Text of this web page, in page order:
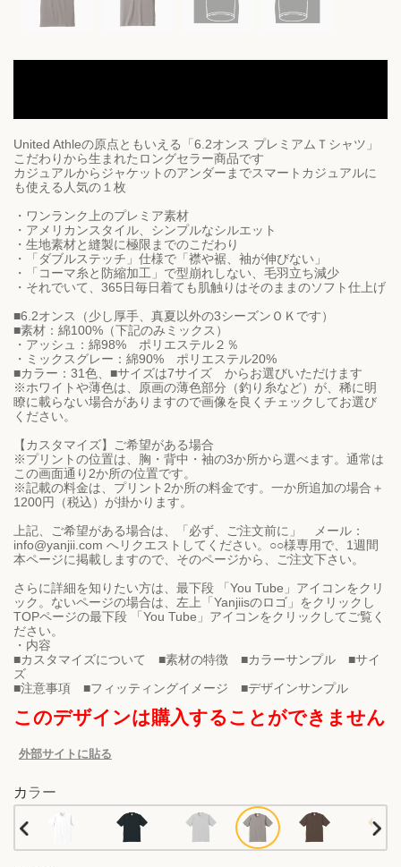
United Athleの原点ともいえる「6.2オンス プレミアムＴシャツ」
こだわりから生まれたロングセラー商品です
カジュアルからジャケットのアンダーまでスマートカジュアルに
も使える人気の１枚
・ワンランク上のプレミア素材
・アメリカンスタイル、シンプルなシルエット
・生地素材と縫製に極限までのこだわり
・「ダブルステッチ」仕様で「襟や裾、袖が伸びない」
・「コーマ糸と防縮加工」で型崩れしない、毛羽立ち減少
・それでいて、365日毎日着ても肌触りはそのままのソフト仕上げ
■6.2オンス（少し厚手、真夏以外の3シーズンＯＫです）
■素材：綿100%（下記のみミックス）
・アッシュ：綿98% ポリエステル２％
・ミックスグレー：綿90% ポリエステル20%
■カラー：31色、■サイズは7サイズ からお選びいただけます
※ホワイトや薄色は、原画の薄色部分（釣り糸など）が、稀に明
瞭に載らない場合がありますので画像を良くチェックしてお選び
ください。
【カスタマイズ】ご希望がある場合
※プリントの位置は、胸・背中・袖の3か所から選べます。通常は
この画面通り2か所の位置です。
※記載の料金は、プリント2か所の料金です。一か所追加の場合＋
1200円（税込）が掛かります。
上記、ご希望がある場合は、「必ず、ご注文前に」 メール：
info@yanjii.com へリクエストしてください。○○様専用で、1週間
本ページに掲載しますので、そのページから、ご注文下さい。
さらに詳細を知りたい方は、最下段 「You Tube」アイコンをクリ
ック。ないページの場合は、左上「Yanjiisのロゴ」をクリックし
TOPページの最下段 「You Tube」アイコンをクリックしてご覧く
ださい。
・内容
■カスタマイズについて ■素材の特徴 ■カラーサンプル ■サイ
ズ
このデザインは購入することができません
外部サイトに貼る
カラー